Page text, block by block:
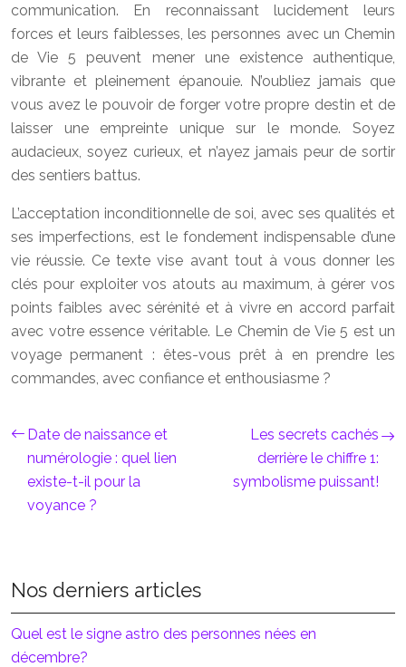
communication. En reconnaissant lucidement leurs
forces et leurs faiblesses, les personnes avec un Chemin
de Vie 5 peuvent mener une existence authentique,
vibrante et pleinement épanouie. N’oubliez jamais que
vous avez le pouvoir de forger votre propre destin et de
laisser une empreinte unique sur le monde. Soyez
audacieux, soyez curieux, et n’ayez jamais peur de sortir
des sentiers battus.
L’acceptation inconditionnelle de soi, avec ses qualités et
ses imperfections, est le fondement indispensable d’une
vie réussie. Ce texte vise avant tout à vous donner les
clés pour exploiter vos atouts au maximum, à gérer vos
points faibles avec sérénité et à vivre en accord parfait
avec votre essence véritable. Le Chemin de Vie 5 est un
voyage permanent : êtes-vous prêt à en prendre les
commandes, avec confiance et enthousiasme ?
Date de naissance et
numérologie : quel lien
existe-t-il pour la
voyance ?
Les secrets cachés
derrière le chiffre 1:
symbolisme puissant!
Nos derniers articles
Quel est le signe astro des personnes nées en
décembre?